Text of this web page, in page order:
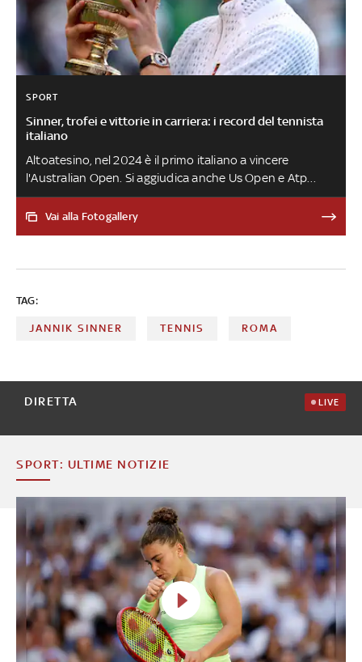
SPORT
Sinner, trofei e vittorie in carriera: i record del tennista
italiano
Altoatesino, nel 2024 è il primo italiano a vincere
l'Australian Open. Si aggiudica anche Us Open e Atp
Finals. Nel 2025 si riconferma a Melbourne, prima
della sospensione per il caso Clostebol. Nello stesso
maggio 2026, con la vittoria a Roma, completa il Career
di Federica Villa
Vai alla Fotogallery
TAG:
JANNIK SINNER TENNIS ROMA
DIRETTA LIVE
SPORT: ULTIME NOTIZIE